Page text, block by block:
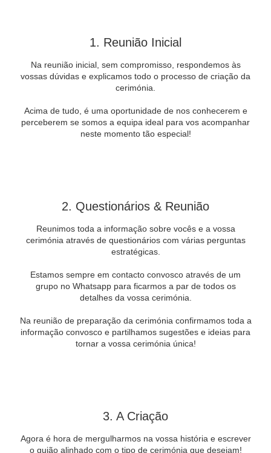
1. Reunião Inicial
Na reunião inicial, sem compromisso, respondemos às
vossas dúvidas e explicamos todo o processo de criação da
cerimónia.
Acima de tudo, é uma oportunidade de nos conhecerem e
perceberem se somos a equipa ideal para vos acompanhar
neste momento tão especial!
2. Questionários & Reunião
Reunimos toda a informação sobre vocês e a vossa
cerimónia através de questionários com várias perguntas
estratégicas.
Estamos sempre em contacto convosco através de um
grupo no Whatsapp para ficarmos a par de todos os
detalhes da vossa cerimónia.
Na reunião de preparação da cerimónia confirmamos toda a
informação convosco e partilhamos sugestões e ideias para
tornar a vossa cerimónia única!
3. A Criação
Agora é hora de mergulharmos na vossa história e escrever
o guião alinhado com o tipo de cerimónia que desejam!